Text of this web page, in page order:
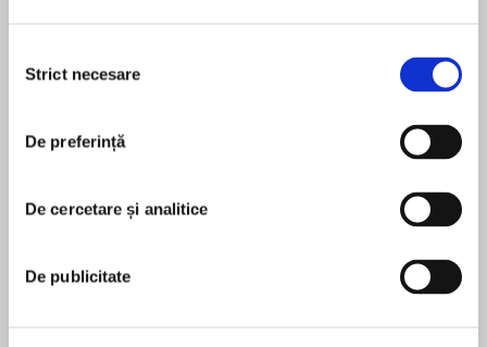
consimțământului
Strict necesare
De preferință
De cercetare și analitice
De publicitate
Schweblin
poveste despre supraviețuire cu meditația
Publishers Weekly
În anii 1540, tânăra aristocrată Marguerite de la
Rocque se alătură unei expediții franceze de
În acest moment nu există recenzii
pentru această carte